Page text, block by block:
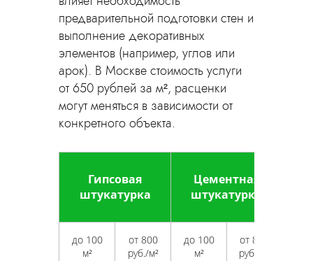
предварительной подготовки стен и
выполнение декоративных
элементов (например, углов или
арок). В Москве стоимость услуги
от 650 рублей за м², расценки
могут меняться в зависимости от
конкретного объекта.
Гипсовая
штукатурка
Цементная
штукатурка
до 100
м²
от 800
руб./м²
до 100
м²
от 800
руб./м²